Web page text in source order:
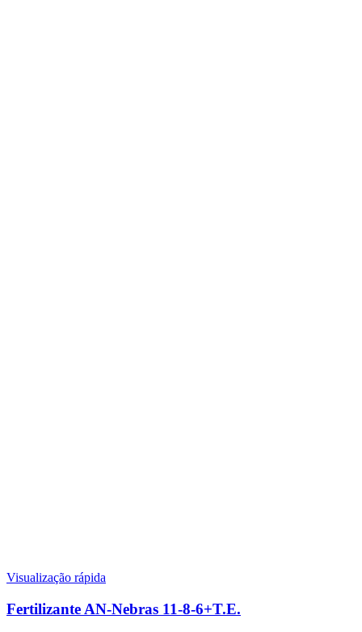
Visualização rápida
Fertilizante AN-Nebras 11-8-6+T.E.